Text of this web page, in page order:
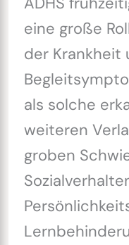
eine große
der Krankheit
als solche
weiteren
groben